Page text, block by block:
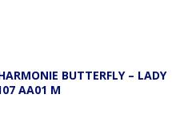
BUTTERFLY – LADY
AA01 M